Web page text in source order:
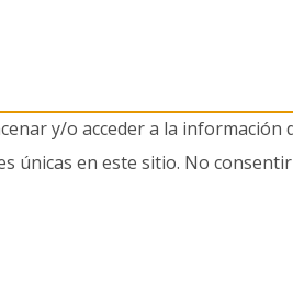
y/o acceder a la
únicas en este sitio. No